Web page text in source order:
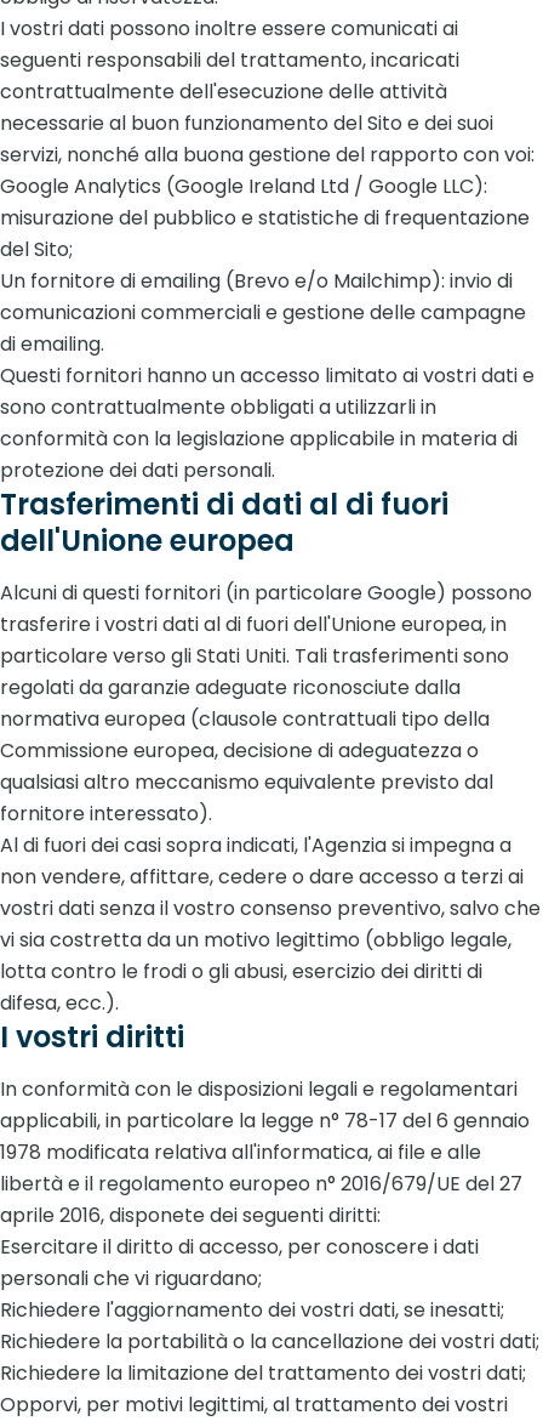
I vostri dati possono inoltre essere comunicati ai
seguenti responsabili del trattamento, incaricati
contrattualmente dell'esecuzione delle attività
necessarie al buon funzionamento del Sito e dei suoi
servizi, nonché alla buona gestione del rapporto con voi:
Google Analytics (Google Ireland Ltd / Google LLC):
misurazione del pubblico e statistiche di frequentazione
del Sito;
Un fornitore di emailing (Brevo e/o Mailchimp): invio di
comunicazioni commerciali e gestione delle campagne
di emailing.
Questi fornitori hanno un accesso limitato ai vostri dati e
sono contrattualmente obbligati a utilizzarli in
conformità con la legislazione applicabile in materia di
protezione dei dati personali.
Trasferimenti di dati al di fuori
dell'Unione europea
Alcuni di questi fornitori (in particolare Google) possono
trasferire i vostri dati al di fuori dell'Unione europea, in
particolare verso gli Stati Uniti. Tali trasferimenti sono
regolati da garanzie adeguate riconosciute dalla
normativa europea (clausole contrattuali tipo della
Commissione europea, decisione di adeguatezza o
qualsiasi altro meccanismo equivalente previsto dal
fornitore interessato).
Al di fuori dei casi sopra indicati, l'Agenzia si impegna a
non vendere, affittare, cedere o dare accesso a terzi ai
vostri dati senza il vostro consenso preventivo, salvo che
vi sia costretta da un motivo legittimo (obbligo legale,
lotta contro le frodi o gli abusi, esercizio dei diritti di
difesa, ecc.).
I vostri diritti
In conformità con le disposizioni legali e regolamentari
applicabili, in particolare la legge n° 78-17 del 6 gennaio
1978 modificata relativa all'informatica, ai file e alle
libertà e il regolamento europeo n° 2016/679/UE del 27
aprile 2016, disponete dei seguenti diritti:
Esercitare il diritto di accesso, per conoscere i dati
personali che vi riguardano;
Richiedere l'aggiornamento dei vostri dati, se inesatti;
Richiedere la portabilità o la cancellazione dei vostri dati;
Richiedere la limitazione del trattamento dei vostri dati;
Opporvi, per motivi legittimi, al trattamento dei vostri